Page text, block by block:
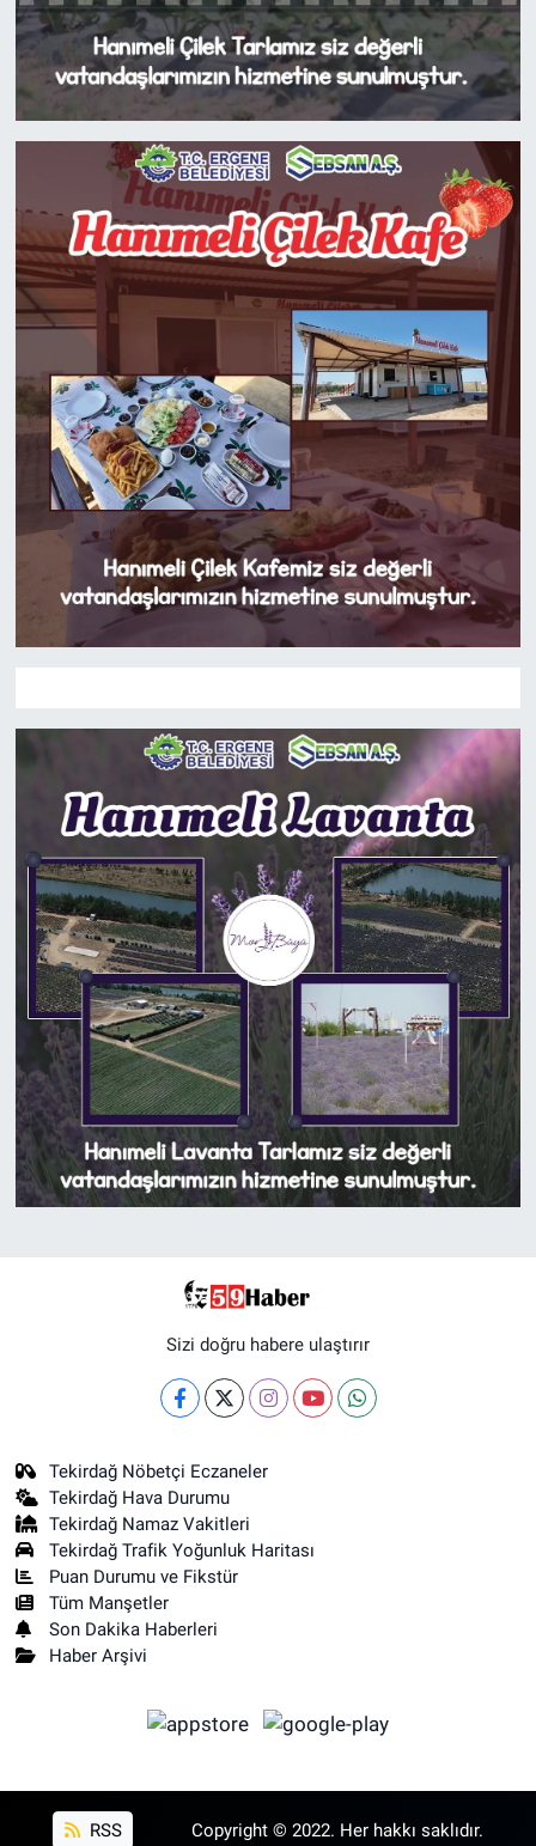
Sizi doğru habere ulaştırır
Tekirdağ Nöbetçi Eczaneler
Tekirdağ Hava Durumu
Tekirdağ Namaz Vakitleri
Tekirdağ Trafik Yoğunluk Haritası
Puan Durumu ve Fikstür
Tüm Manşetler
Son Dakika Haberleri
Haber Arşivi
RSS Copyright © 2022. Her hakkı saklıdır.